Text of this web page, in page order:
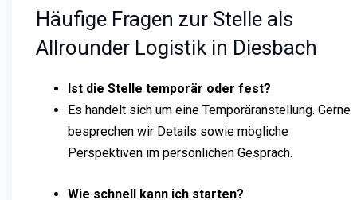
Häufige Fragen zur Stelle als
Allrounder Logistik in Diesbach
Ist die Stelle temporär oder fest?
Es handelt sich um eine Temporäranstellung. Gerne
besprechen wir Details sowie mögliche
Perspektiven im persönlichen Gespräch.
Wie schnell kann ich starten?